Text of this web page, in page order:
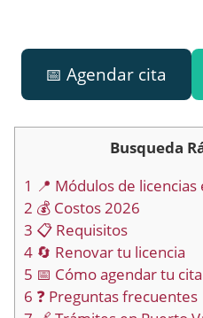
📅 Agendar cita
Busqueda
1 📍 Módulos de
2 💰 Costos 2026
3 📋 Requisitos
4 🔄 Renovar tu licencia
5 📅 Cómo agendar tu cita
6 ❓ Preguntas frecuentes